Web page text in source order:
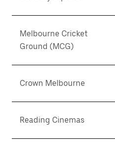
Melbourne Cricket
Ground (MCG)
Crown Melbourne
Reading Cinemas